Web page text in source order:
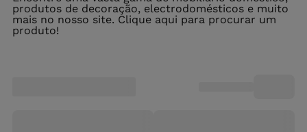
produtos de decoração, electrodomésticos e muito
mais no nosso site. Clique aqui para procurar um
produto!